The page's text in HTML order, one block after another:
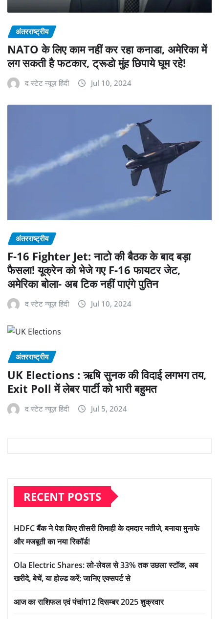
अंतरराष्ट्रीय
NATO के लिए काम नहीं कर रहा कनाडा, अमेरिका में
लग सकती है फटकार, ट्रूडो मुंह छिपाये घूम रहे!
द स्टेट न्यूज़ हिंदी Jul 10, 2024
अंतरराष्ट्रीय
F-16 Fighter Jet: नाटो की बैठक के बाद बड़ा
फैसला! यूक्रेन को भेजे गए F-16 फायटर जेट,
अमेरिका बोला- अब टिक नहीं पाएंगे पुतिन
द स्टेट न्यूज़ हिंदी Jul 10, 2024
अंतरराष्ट्रीय
UK Elections : ऋषि सुनक की विदाई लगभग तय,
Exit Poll में लेबर पार्टी को भारी बहुमत
द स्टेट न्यूज़ हिंदी Jul 5, 2024
RECENT POSTS
HDFC बैंक ने पेश किए तीसरी तिमाही के दमदार नतीजे, बनाया मुनाफे
और मजबूती का नया रिकॉर्ड!
Ola Electric Shares: लो-लेवल से 33% तक उछला स्टॉक, अब
खरीदे, बेचें, या होल्ड करें; जानिए एक्सपर्ट से
आज का राशिफल एवं पंचांग12 दिसम्बर 2025 शुक्रवार